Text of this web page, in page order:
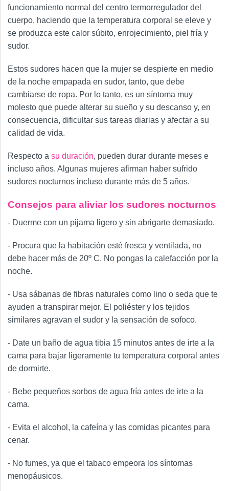
funcionamiento normal del centro termorregulador del
cuerpo, haciendo que la temperatura corporal se eleve y
se produzca este calor súbito, enrojecimiento, piel fría y
sudor.
Estos sudores hacen que la mujer se despierte en medio
de la noche empapada en sudor, tanto, que debe
cambiarse de ropa. Por lo tanto, es un síntoma muy
molesto que puede alterar su sueño y su descanso y, en
consecuencia, dificultar sus tareas diarias y afectar a su
calidad de vida.
Respecto a su duración, pueden durar durante meses e
incluso años. Algunas mujeres afirman haber sufrido
sudores nocturnos incluso durante más de 5 años.
Consejos para aliviar los sudores nocturnos
- Duerme con un pijama ligero y sin abrigarte demasiado.
- Procura que la habitación esté fresca y ventilada, no
debe hacer más de 20º C. No pongas la calefacción por la
noche.
- Usa sábanas de fibras naturales como lino o seda que te
ayuden a transpirar mejor. El poliéster y los tejidos
similares agravan el sudor y la sensación de sofoco.
- Date un baño de agua tibia 15 minutos antes de irte a la
cama para bajar ligeramente tu temperatura corporal antes
de dormirte.
- Bebe pequeños sorbos de agua fría antes de irte a la
cama.
- Evita el alcohol, la cafeína y las comidas picantes para
cenar.
- No fumes, ya que el tabaco empeora los síntomas
menopáusicos.